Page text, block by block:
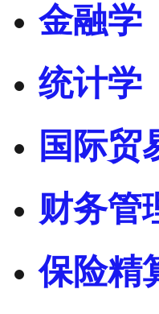
金融学
统计学
国际贸
财务管
保险精